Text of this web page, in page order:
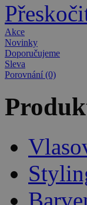
Akce
Novinky
Doporučujeme
Sleva
Porovnání (0)